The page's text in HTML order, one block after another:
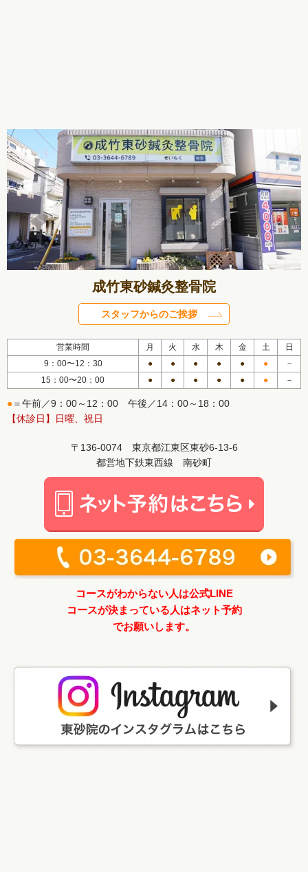
成竹東砂鍼灸整骨院
スタッフからのご挨拶
営業時間 月 火 水 木 金 土
日
9：00〜12：30
● ● ● ● ● ●
－
15：00〜20：00
● ● ● ● ● ● －
●＝午前／9：00～12：00 午後／14：00～18：00
【休診日】日曜、祝日
〒136-0074 東京都江東区東砂6-13-6
都営地下鉄東西線 南砂町
コースがわからない人は公式LINE
コースが決まっている人はネット予約
でお願いします。